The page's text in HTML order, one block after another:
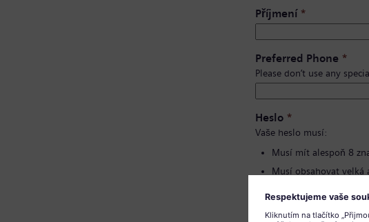
Příjmení*
Preferred Phone *
Please don’t use any
Heslo *
Vaše heslo musí:
Musí mít alespoň 8
Musí obsahovat velká